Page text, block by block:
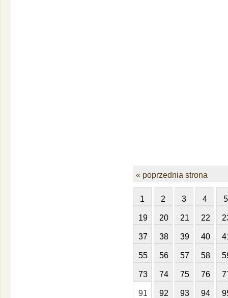
« poprzednia strona
1 2 3 4 5
19 20 21 22
37 38 39 40
55 56 57 58
73 74 75 76
91 92 93 94